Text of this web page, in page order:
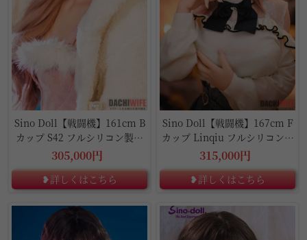
Sino Doll【戦闘機】161cm B
カップ S42 フルシリコン製ラ
ブドール
305,000円
❥詳しくはこちら
Sino Doll【戦闘機】167cm F
カップ Linqiu フルシリコン製
ラブドール
315,000円
❥詳しくはこちら